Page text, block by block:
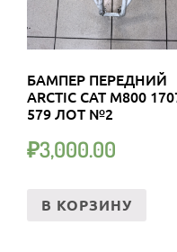
БАМПЕР ПЕРЕДНИЙ
ARCTIC CAT M800
579 ЛОТ №2
₽3,000.00
В КОРЗИНУ